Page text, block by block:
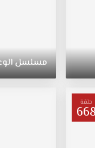
مسلسل
حلقة
668